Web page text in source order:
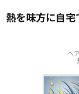
熱を味方に自